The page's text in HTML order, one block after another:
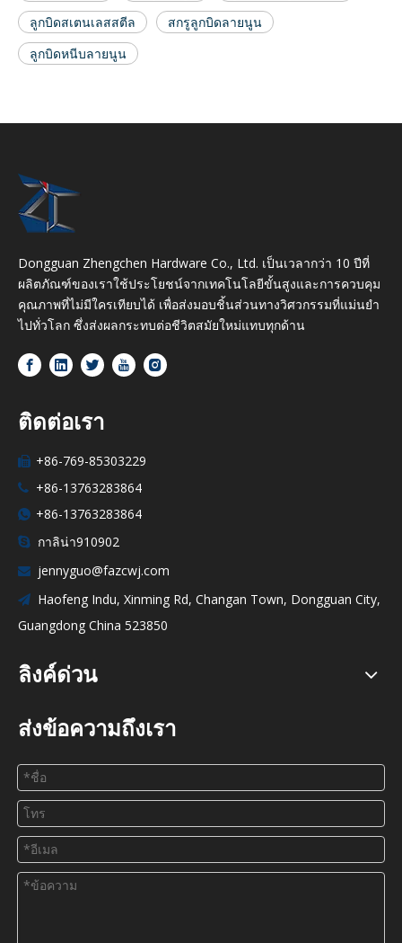
ลูกบิดสเตนเลสสตีล
สกรูลูกบิดลายนูน
ลูกบิดหนีบลายนูน
Dongguan Zhengchen Hardware Co., Ltd. เป็นเวลากว่า 10 ปีที่
ผลิตภัณฑ์ของเราใช้ประโยชน์จากเทคโนโลยีขั้นสูงและการควบคุม
คุณภาพที่ไม่มีใครเทียบได้ เพื่อส่งมอบชิ้นส่วนทางวิศวกรรมที่แม่นยำ
ไปทั่วโลก ซึ่งส่งผลกระทบต่อชีวิตสมัยใหม่แทบทุกด้าน
ติดต่อเรา
 +86-769-85303229
 +86-13763283864
 +86-13763283864
 กาลิน่า910902
 jennyguo@fazcwj.com

Haofeng Indu, Xinming Rd, Changan Town, Dongguan City,
Guangdong China 523850
ลิงค์ด่วน
ส่งข้อความถึงเรา